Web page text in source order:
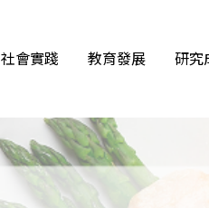
社會實踐 教育發展 研究